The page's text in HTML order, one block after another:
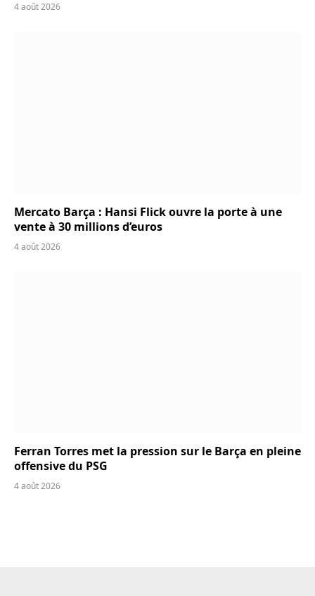
4 août 2026
Mercato Barça : Hansi Flick ouvre la porte à une
vente à 30 millions d’euros
4 août 2026
Ferran Torres met la pression sur le Barça en pleine
offensive du PSG
4 août 2026